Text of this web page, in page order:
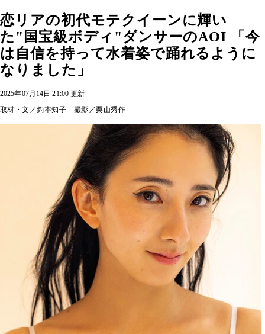
恋リアの初代モテクイーンに輝い
た"国宝級ボディ"ダンサーのAOI 「今
は自信を持って水着姿で踊れるように
なりました」
2025年07月14日 21:00 更新
取材・文／釣本知子 撮影／栗山秀作